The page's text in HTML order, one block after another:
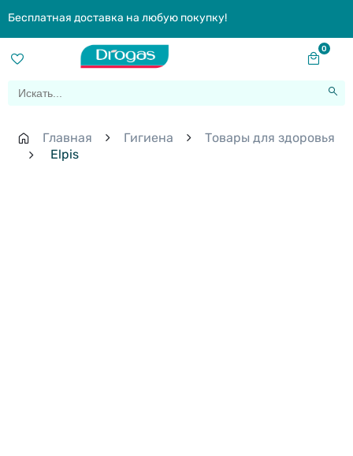
Бесплатная доставка на любую покупку!
0
Главная Гигиена
Товары для здоровья
Elpis